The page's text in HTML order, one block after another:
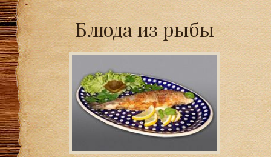
Блюда из рыбы